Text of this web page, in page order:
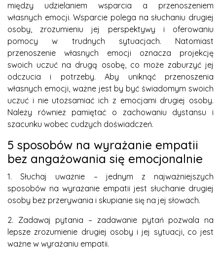
między udzielaniem wsparcia a przenoszeniem
własnych emocji. Wsparcie polega na słuchaniu drugiej
osoby, zrozumieniu jej perspektywy i oferowaniu
pomocy w trudnych sytuacjach. Natomiast
przenoszenie własnych emocji oznacza projekcję
swoich uczuć na drugą osobę, co może zaburzyć jej
odczucia i potrzeby. Aby uniknąć przenoszenia
własnych emocji, ważne jest by być świadomym swoich
uczuć i nie utożsamiać ich z emocjami drugiej osoby.
Należy również pamiętać o zachowaniu dystansu i
szacunku wobec cudzych doświadczeń.
5 sposobów na wyrażanie empatii
bez angażowania się emocjonalnie
1. Słuchaj uważnie – jednym z najważniejszych
sposobów na wyrażanie empatii jest słuchanie drugiej
osoby bez przerywania i skupianie się na jej słowach.
2. Zadawaj pytania – zadawanie pytań pozwala na
lepsze zrozumienie drugiej osoby i jej sytuacji, co jest
ważne w wyrażaniu empatii.